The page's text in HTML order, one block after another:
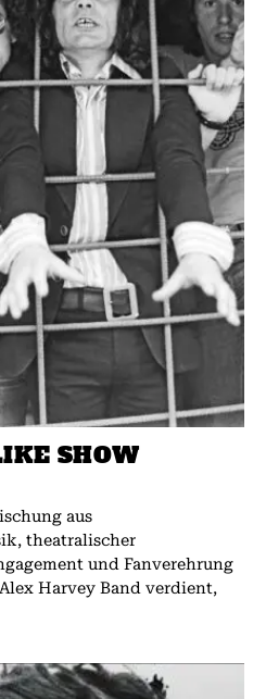
SHOW
aus
theatralischer
und Fanverehrung
Harvey Band verdient,